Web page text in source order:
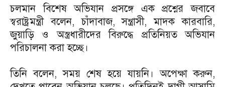
চলমান বিশেষ অভিযান প্রসঙ্গে এক প্রশ্নের জবাবে
স্বরাষ্ট্রমন্ত্রী বলেন, চাঁদাবাজ, সন্ত্রাসী, মাদক কারবারি,
জুয়াড়ি ও অস্ত্রধারীদের বিরুদ্ধে প্রতিনিয়ত অভিযান
পরিচালনা করা হচ্ছে।
তিনি বলেন, সময় শেষ হয়ে যায়নি। অপেক্ষা করুন,